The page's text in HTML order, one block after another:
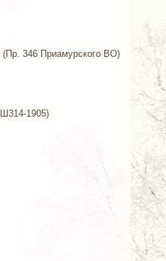
(Пр. 346 Приамурского ВО)
1905)